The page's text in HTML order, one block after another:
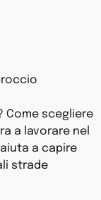
Come scegliere
a lavorare nel
a capire
strade